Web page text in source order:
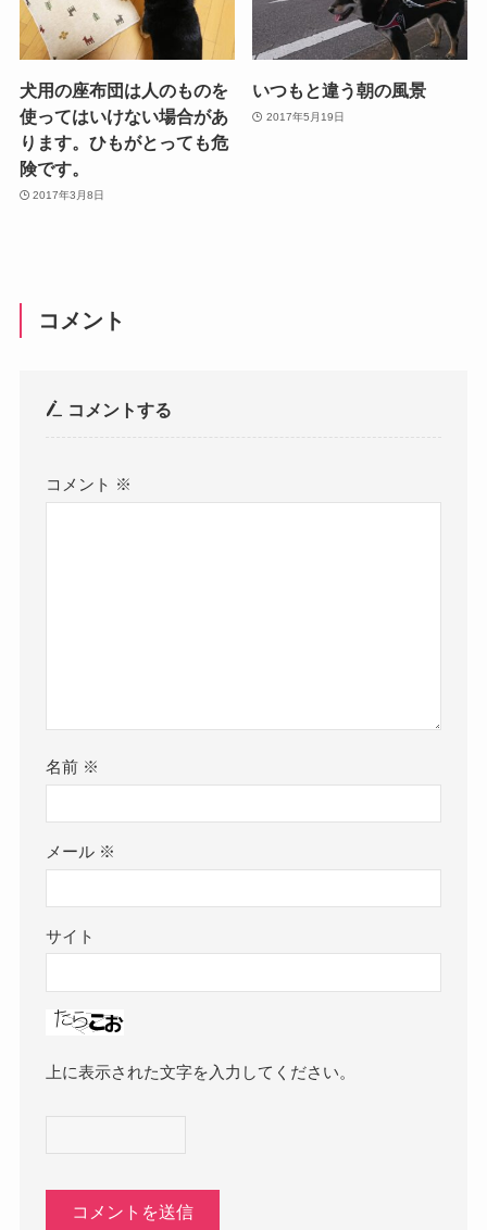
犬用の座布団は人のものを
使ってはいけない場合があ
ります。ひもがとっても危
険です。
2017年3月8日
いつもと違う朝の風景
2017年5月19日
コメント
コメントする
コメント ※
名前 ※
メール ※
サイト
上に表示された文字を入力してください。